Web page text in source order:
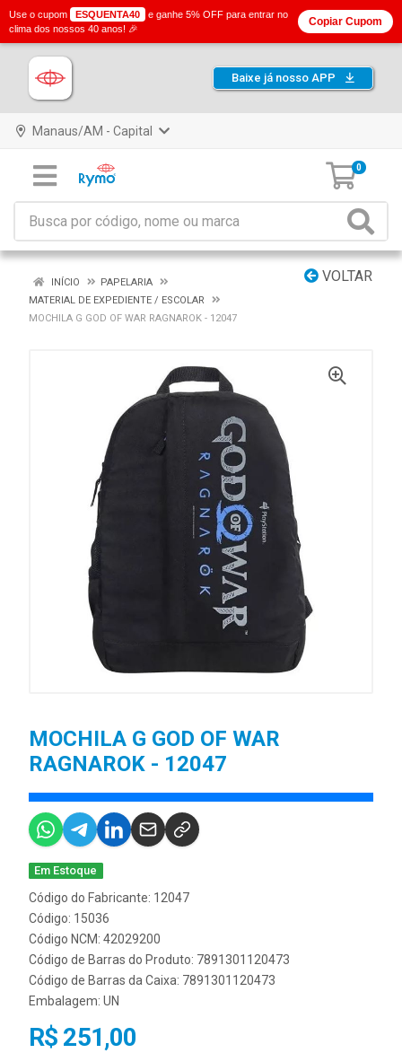
Baixe já nosso APP
Manaus/AM - Capital
0
VOLTAR
INÍCIO
PAPELARIA
MATERIAL DE EXPEDIENTE / ESCOLAR
MOCHILA G GOD OF WAR RAGNAROK - 12047
MOCHILA G GOD OF WAR
RAGNAROK - 12047
Em Estoque
Código do Fabricante: 12047
Código: 15036
Código NCM: 42029200
Código de Barras do Produto: 7891301120473
Código de Barras da Caixa: 7891301120473
Embalagem: UN
R$ 251,00
Use o cupom ESQUENTA40
e ganhe 5% OFF para entrar no
clima dos nossos 40 anos! 🎉
Copiar Cupom